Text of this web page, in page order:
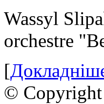
Wassyl
orchestre
[
©